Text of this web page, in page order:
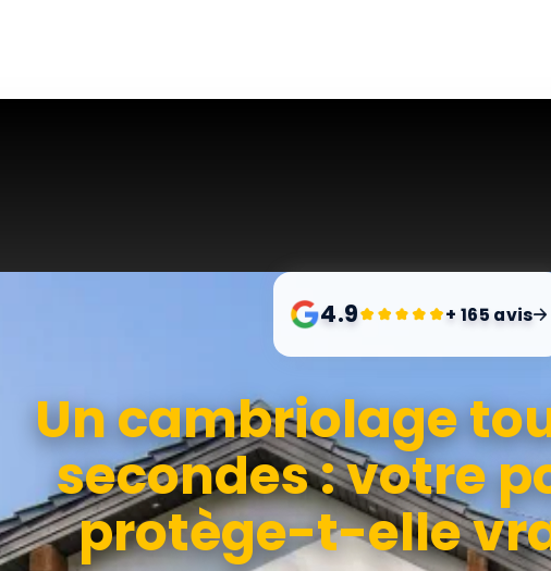
4.9 + 165 avis
Un cambriolage
secondes : votre
protège-t-elle